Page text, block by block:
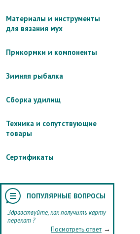
Материалы и инструменты
для вязания мух
Прикормки и компоненты
Зимняя рыбалка
Сборка удилищ
Техника и сопутствующие
товары
Сертификаты
ПОПУЛЯРНЫЕ ВОПРОСЫ
Здравствуйте, как получить карту
перекат ?
Посмотреть ответ →